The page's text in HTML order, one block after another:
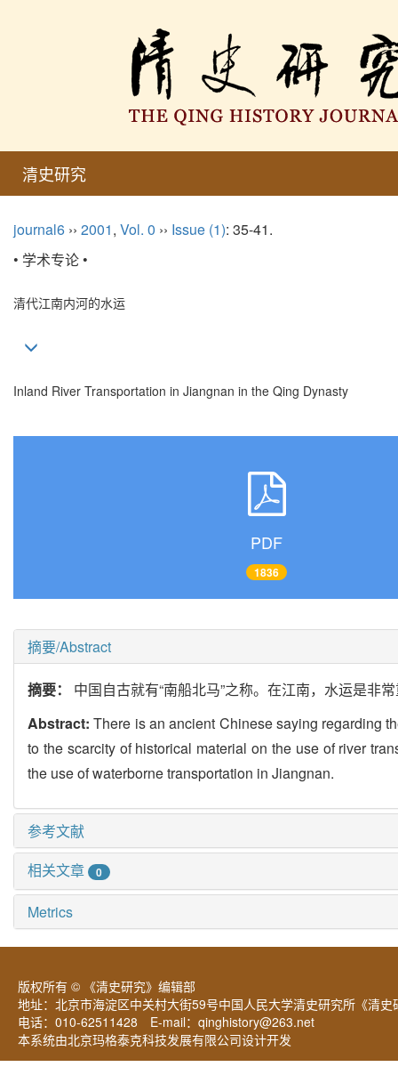
清史研究
journal6 ›› 2001, Vol. 0 ›› Issue (1): 35-41.
• 学术专论 •
清代江南内河的水运
Inland River Transportation in Jiangnan in the Qing Dynasty
PDF
1836
摘要/Abstract
摘要： 中国自古就有“南船北马”之称。在江南，水运是非
Abstract:There is an ancient Chinese saying regarding
to the scarcity of historical material on the use of river
the use of waterborne transportation in Jiangnan.
参考文献
相关文章
0
Metrics
版权所有 © 《清史研究》编辑部
地址：北京市海淀区中关村大街59号中国人民大学清史研究所《
电话：010-62511428 E-mail： qinghistory@263.net
本系统由北京玛格泰克科技发展有限公司设计开发